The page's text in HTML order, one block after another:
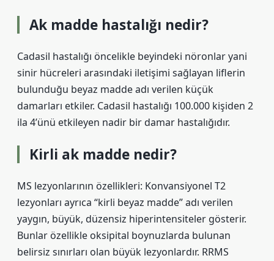
Ak madde hastalığı nedir?
Cadasil hastalığı öncelikle beyindeki nöronlar yani
sinir hücreleri arasındaki iletişimi sağlayan liflerin
bulunduğu beyaz madde adı verilen küçük
damarları etkiler. Cadasil hastalığı 100.000 kişiden 2
ila 4’ünü etkileyen nadir bir damar hastalığıdır.
Kirli ak madde nedir?
MS lezyonlarının özellikleri: Konvansiyonel T2
lezyonları ayrıca “kirli beyaz madde” adı verilen
yaygın, büyük, düzensiz hiperintensiteler gösterir.
Bunlar özellikle oksipital boynuzlarda bulunan
belirsiz sınırları olan büyük lezyonlardır. RRMS